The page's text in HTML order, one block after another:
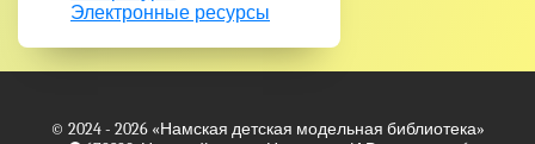
Электронные ресурсы
© 2024 - 2026 «Намская детская модельная библиотека»